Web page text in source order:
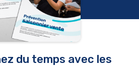
du temps avec les